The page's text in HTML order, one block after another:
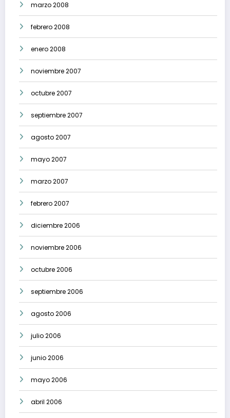
marzo 2008
febrero 2008
enero 2008
noviembre 2007
octubre 2007
septiembre 2007
agosto 2007
mayo 2007
marzo 2007
febrero 2007
diciembre 2006
noviembre 2006
octubre 2006
septiembre 2006
agosto 2006
julio 2006
junio 2006
mayo 2006
abril 2006